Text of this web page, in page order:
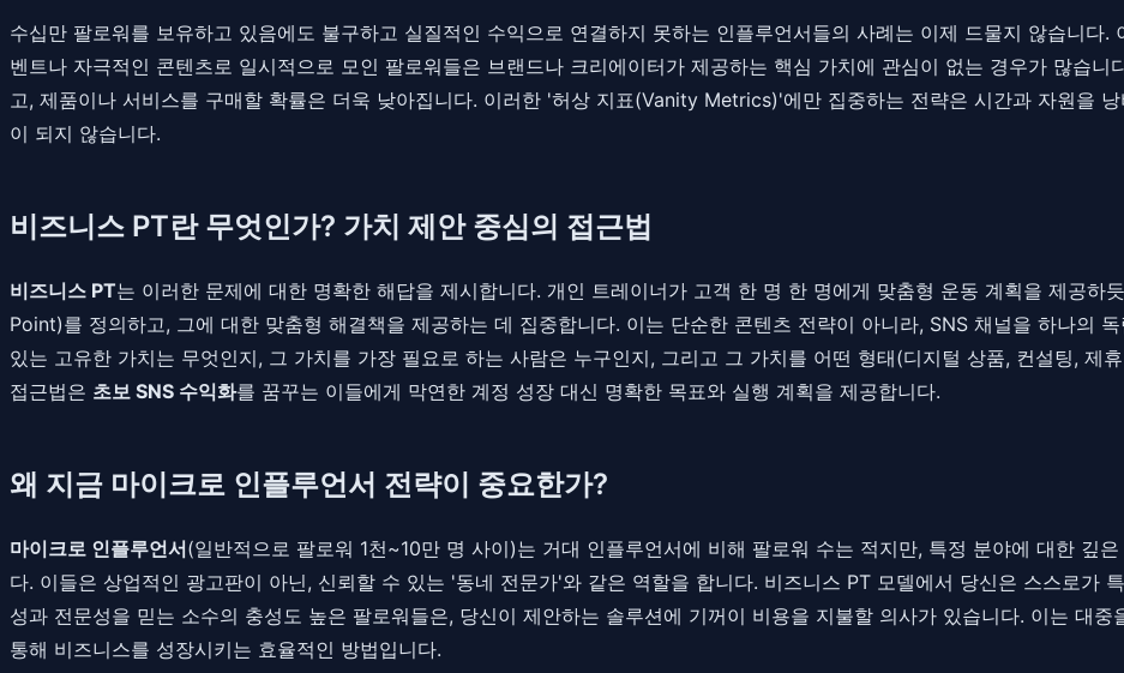
수십만 팔로워를 보유하고 있음에도 불구하고 실질적인 수익으로 연결하지 못하는 인플루언서들의 사례는 이제 드물지 않습니다
벤트나 자극적인 콘텐츠로 일시적으로 모인 팔로워들은 브랜드나 크리에이터가 제공하는 핵심 가치에 관심이 없는 경우가 많습
고, 제품이나 서비스를 구매할 확률은 더욱 낮아집니다. 이러한 '허상 지표(Vanity Metrics)'에만 집중하는 전략은 시간과 자원을
이 되지 않습니다.
비즈니스 PT란 무엇인가? 가치 제안 중심의 접근법
비즈니스 PT는 이러한 문제에 대한 명확한 해답을 제시합니다. 개인 트레이너가 고객 한 명 한 명에게 맞춤형 운동 계획을 제공하
Point)를 정의하고, 그에 대한 맞춤형 해결책을 제공하는 데 집중합니다. 이는 단순한 콘텐츠 전략이 아니라, SNS 채널을 하나의
있는 고유한 가치는 무엇인지, 그 가치를 가장 필요로 하는 사람은 누구인지, 그리고 그 가치를 어떤 형태(디지털 상품, 컨설팅, 제
접근법은 초보 SNS 수익화를 꿈꾸는 이들에게 막연한 계정 성장 대신 명확한 목표와 실행 계획을 제공합니다.
왜 지금 마이크로 인플루언서 전략이 중요한가?
마이크로 인플루언서(일반적으로 팔로워 1천~10만 명 사이)는 거대 인플루언서에 비해 팔로워 수는 적지만, 특정 분야에 대한 깊
다. 이들은 상업적인 광고판이 아닌, 신뢰할 수 있는 '동네 전문가'와 같은 역할을 합니다. 비즈니스 PT 모델에서 당신은 스스로가
성과 전문성을 믿는 소수의 충성도 높은 팔로워들은, 당신이 제안하는 솔루션에 기꺼이 비용을 지불할 의사가 있습니다. 이는 대
통해 비즈니스를 성장시키는 효율적인 방법입니다.